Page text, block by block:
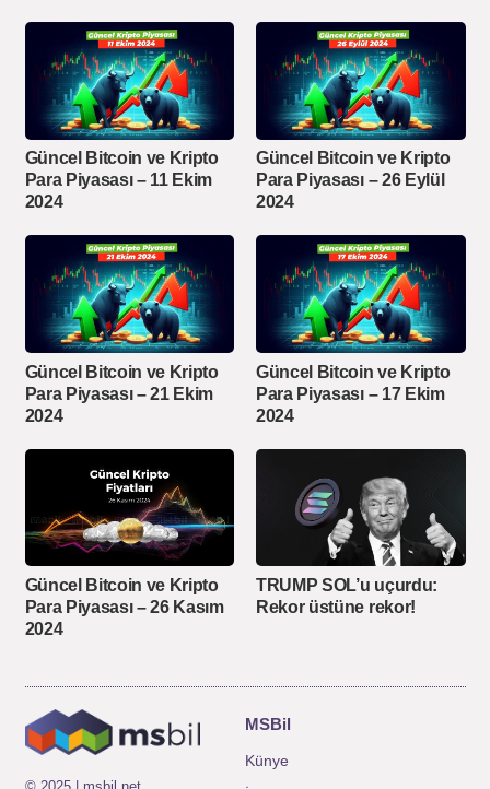
Güncel Bitcoin ve Kripto
Para Piyasası – 11 Ekim
2024
Güncel Bitcoin ve Kripto
Para Piyasası – 26 Eylül
2024
Güncel Bitcoin ve Kripto
Para Piyasası – 21 Ekim
2024
Güncel Bitcoin ve Kripto
Para Piyasası – 17 Ekim
2024
Güncel Bitcoin ve Kripto
Para Piyasası – 26 Kasım
2024
TRUMP SOL’u uçurdu:
Rekor üstüne rekor!
MSBil
Künye